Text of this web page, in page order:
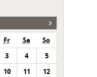
Fr Sa
So
3 4
5
10 11
12